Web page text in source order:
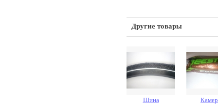
Другие товары
Шина